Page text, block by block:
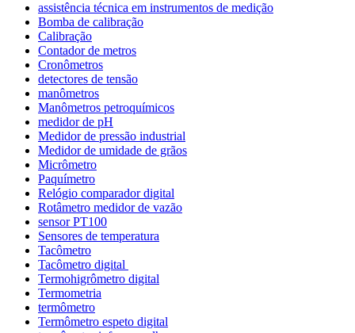
assistência técnica em instrumentos de medição
Bomba de calibração
Calibração
Contador de metros
Cronômetros
detectores de tensão
manômetros
Manômetros petroquímicos
medidor de pH
Medidor de pressão industrial
Medidor de umidade de grãos
Micrômetro
Paquímetro
Relógio comparador digital
Rotâmetro medidor de vazão
sensor PT100
Sensores de temperatura
Tacômetro
Tacômetro digital
Termohigrômetro digital
Termometria
termômetro
Termômetro espeto digital